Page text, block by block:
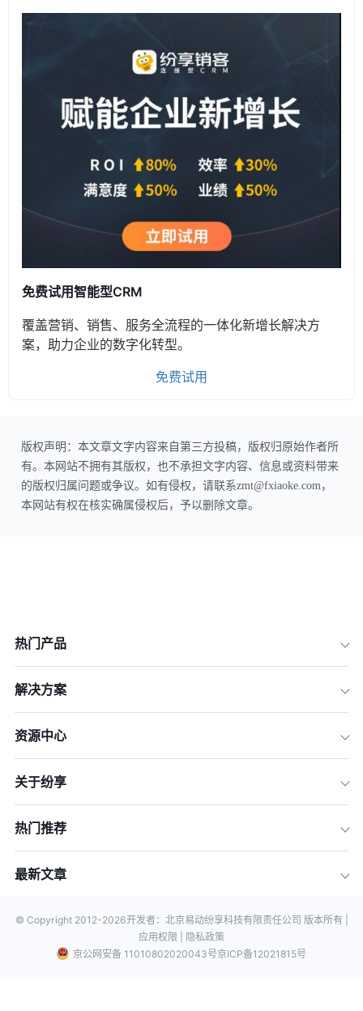
免费试用智能型CRM
覆盖营销、销售、服务全流程的一体化新增长解决方
案，助力企业的数字化转型。
免费试用
版权声明：本文章文字内容来自第三方投稿，版权归原始作者所
有。本网站不拥有其版权，也不承担文字内容、信息或资料带来
的版权归属问题或争议。如有侵权，请联系zmt@fxiaoke.com，
本网站有权在核实确属侵权后，予以删除文章。
热门产品
解决方案
资源中心
关于纷享
热门推荐
最新文章
© Copyright 2012-2026开发者：北京易动纷享科技有限责任公司 版本所有 |
应用权限 |
隐私政策
京公网安备 11010802020043号京ICP备12021815号